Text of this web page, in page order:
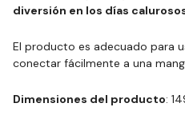
diversión en los días
El producto es adecuado para
conectar fácilmente a una
Dimensiones del producto: